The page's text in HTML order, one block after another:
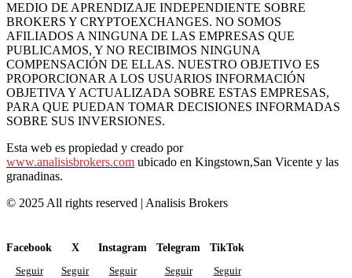
MEDIO DE APRENDIZAJE INDEPENDIENTE SOBRE
BROKERS Y CRYPTOEXCHANGES. NO SOMOS
AFILIADOS A NINGUNA DE LAS EMPRESAS QUE
PUBLICAMOS, Y NO RECIBIMOS NINGUNA
COMPENSACIÓN DE ELLAS. NUESTRO OBJETIVO ES
PROPORCIONAR A LOS USUARIOS INFORMACIÓN
OBJETIVA Y ACTUALIZADA SOBRE ESTAS EMPRESAS,
PARA QUE PUEDAN TOMAR DECISIONES INFORMADAS
SOBRE SUS INVERSIONES.
Esta web es propiedad y creado por
www.analisisbrokers.com ubicado en Kingstown,San Vicente y las
granadinas.
© 2025 All rights reserved | Analisis Brokers
Facebook
Seguir
X
Seguir
Instagram
Seguir
Telegram
Seguir
TikTok
Seguir